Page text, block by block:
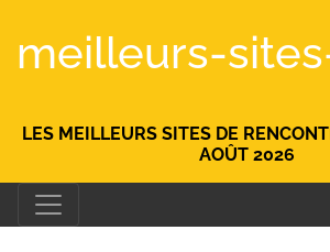
LES MEILLEURS SITES DE
AOÛT 2026